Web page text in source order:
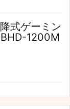
式ゲーミン
1200M